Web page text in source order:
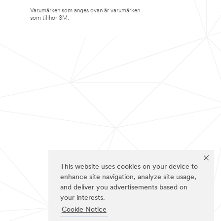
This website uses cookies on your device to
enhance site navigation, analyze site usage,
and deliver you advertisements based on
your interests.
Cookie Notice
Varumärken som anges ovan är varumärken
som tillhör 3M.